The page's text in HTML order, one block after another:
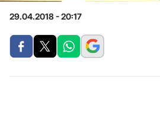
29.04.2018 - 20:17